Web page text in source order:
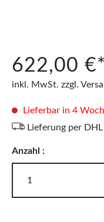
622,00 €*
inkl. MwSt. zzgl.
Lieferbar in 4
Lieferung per DHL
Anzahl :